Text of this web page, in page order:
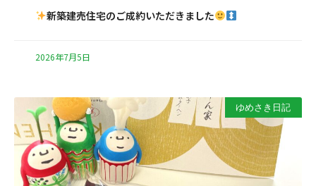
新築建売住宅のご成約いただきました
2026年7月5日
ゆめさき日記